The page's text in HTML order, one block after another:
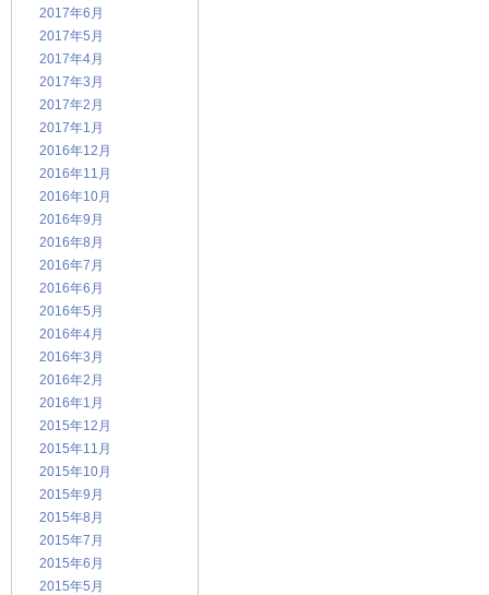
2017年6月
2017年5月
2017年4月
2017年3月
2017年2月
2017年1月
2016年12月
2016年11月
2016年10月
2016年9月
2016年8月
2016年7月
2016年6月
2016年5月
2016年4月
2016年3月
2016年2月
2016年1月
2015年12月
2015年11月
2015年10月
2015年9月
2015年8月
2015年7月
2015年6月
2015年5月